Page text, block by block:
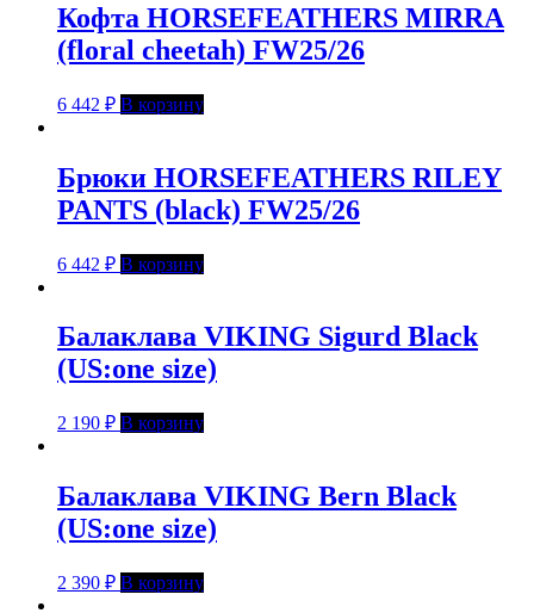
Кофта HORSEFEATHERS MIRRA
(floral cheetah) FW25/26
6 442 ₽ В корзину
Брюки HORSEFEATHERS RILEY
PANTS (black) FW25/26
6 442 ₽ В корзину
Балаклава VIKING Sigurd Black
(US:one size)
2 190 ₽ В корзину
Балаклава VIKING Bern Black
(US:one size)
2 390 ₽ В корзину